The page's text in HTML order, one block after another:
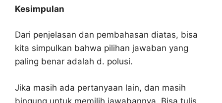
Kesimpulan
Dari penjelasan dan pembahasan diatas, bisa
kita simpulkan bahwa pilihan jawaban yang
paling benar adalah d. polusi.
Jika masih ada pertanyaan lain, dan masih
bingung untuk memilih jawabannya. Bisa tulis